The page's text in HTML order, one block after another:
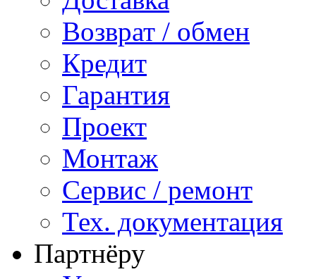
Возврат / обмен
Кредит
Гарантия
Проект
Монтаж
Сервис / ремонт
Тех. документация
Партнёру